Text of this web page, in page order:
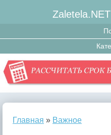
Zaletela.NET
Главная » Важное